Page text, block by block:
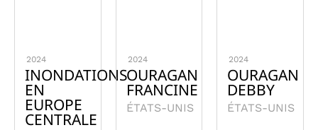
2024
INONDATIONS
EN
EUROPE
CENTRALE
2024
OURAGAN
FRANCINE
ÉTATS-UNIS
2024
OURAGAN
DEBBY
ÉTATS-UNIS